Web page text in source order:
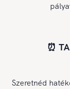
⏰
Szeretnéd